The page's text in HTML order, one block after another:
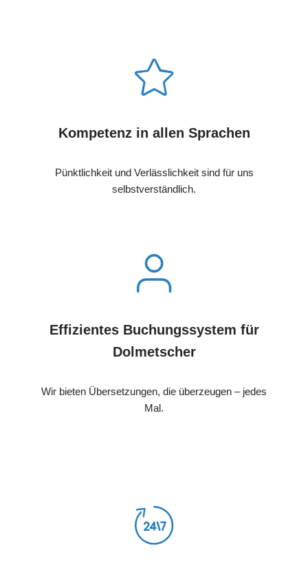
Kompetenz in allen Sprachen
Pünktlichkeit und Verlässlichkeit sind für uns
selbstverständlich.
Effizientes Buchungssystem für
Dolmetscher
Wir bieten Übersetzungen, die überzeugen – jedes
Mal.